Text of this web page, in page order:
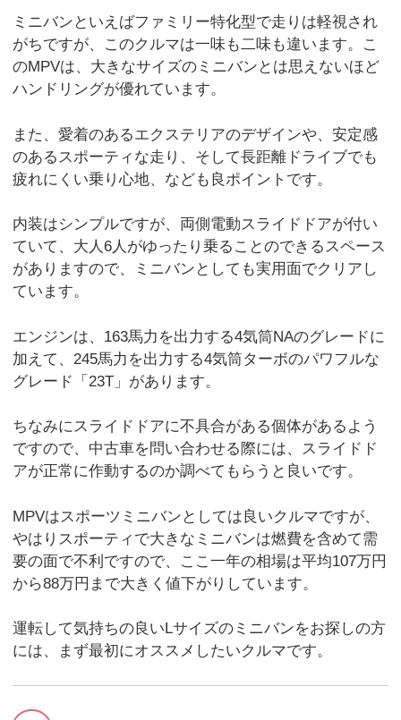
ミニバンといえばファミリー特化型で走りは軽視され
がちですが、このクルマは一味も二味も違います。こ
のMPVは、大きなサイズのミニバンとは思えないほど
ハンドリングが優れています。
また、愛着のあるエクステリアのデザインや、安定感
のあるスポーティな走り、そして長距離ドライブでも
疲れにくい乗り心地、なども良ポイントです。
内装はシンプルですが、両側電動スライドドアが付い
ていて、大人6人がゆったり乗ることのできるスペース
がありますので、ミニバンとしても実用面でクリアし
ています。
エンジンは、163馬力を出力する4気筒NAのグレードに
加えて、245馬力を出力する4気筒ターボのパワフルな
グレード「23T」があります。
ちなみにスライドドアに不具合がある個体があるよう
ですので、中古車を問い合わせる際には、スライドド
アが正常に作動するのか調べてもらうと良いです。
MPVはスポーツミニバンとしては良いクルマですが、
やはりスポーティで大きなミニバンは燃費を含めて需
要の面で不利ですので、ここ一年の相場は平均107万円
から88万円まで大きく値下がりしています。
運転して気持ちの良いLサイズのミニバンをお探しの方
には、まず最初にオススメしたいクルマです。